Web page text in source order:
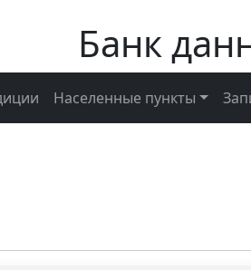
Банк
Населенные пункты